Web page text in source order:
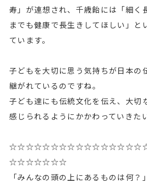
寿」が連想され、千歳飴には「細く
までも健康で長生きしてほしい」と
ています。
子どもを大切に思う気持ちが日本の
継がれているのですね。
子ども達にも伝統文化を伝え、大切
感じられるようにかかわっていきた
☆☆☆☆☆☆☆
「みんなの頭の上にあるものは何？」